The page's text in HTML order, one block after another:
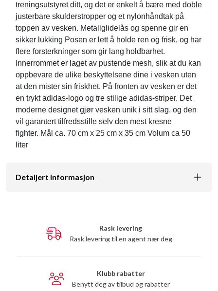
treningsutstyret ditt, og det er enkelt å bære med doble
justerbare skulderstropper og et nylonhåndtak på
toppen av vesken. Metallglidelås og spenne gir en
sikker lukking Posen er lett å holde ren og frisk, og har
flere forsterkninger som gir lang holdbarhet.
Innerrommet er laget av pustende mesh, slik at du kan
oppbevare de ulike beskyttelsene dine i vesken uten
at den mister sin friskhet. På fronten av vesken er det
en trykt adidas-logo og tre stilige adidas-striper. Det
moderne designet gjør vesken unik i sitt slag, og den
vil garantert tilfredsstille selv den mest kresne
fighter. Mål ca. 70 cm x 25 cm x 35 cm Volum ca 50
liter
Detaljert informasjon
Rask levering
Rask levering til en agent nær deg
Klubb rabatter
Benytt deg av tilbud og rabatter